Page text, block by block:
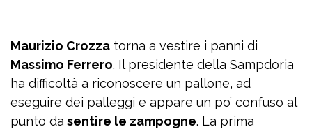
Maurizio Crozza torna a vestire i panni di
Massimo Ferrero. Il presidente della Sampdoria
ha difficoltà a riconoscere un pallone, ad
eseguire dei palleggi e appare un po’ confuso al
punto da sentire le zampogne. La prima